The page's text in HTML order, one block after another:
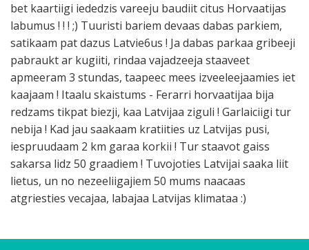
bet kaartiigi iededzis vareeju baudiit citus Horvaatijas
labumus ! ! ! ;) Tuuristi bariem devaas dabas parkiem,
satikaam pat dazus Latvie6us ! Ja dabas parkaa gribeeji
pabraukt ar kugiiti, rindaa vajadzeeja staaveet
apmeeram 3 stundas, taapeec mees izveeleejaamies iet
kaajaam ! Itaalu skaistums - Ferarri horvaatijaa bija
redzams tikpat biezji, kaa Latvijaa ziguli ! Garlaiciigi tur
nebija ! Kad jau saakaam kratiities uz Latvijas pusi,
iespruudaam 2 km garaa korkii ! Tur staavot gaiss
sakarsa lidz 50 graadiem ! Tuvojoties Latvijai saaka liit
lietus, un no nezeeliigajiem 50 mums naacaas
atgriesties vecajaa, labajaa Latvijas klimataa :)